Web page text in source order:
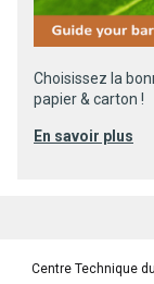
Choisissez la
papier & carton !
En savoir plus
Centre Technique